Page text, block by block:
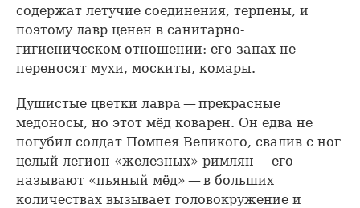
содержат летучие соединения, терпены, и
поэтому лавр ценен в санитарно-
гигиеническом отношении: его запах не
переносят мухи, москиты, комары.
Душистые цветки лавра — прекрасные
медоносы, но этот мёд коварен. Он едва не
погубил солдат Помпея Великого, свалив с ног
целый легион «железных» римлян — его
называют «пьяный мёд» — в больших
количествах вызывает головокружение и